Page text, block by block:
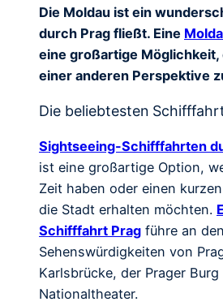
Die Moldau ist ein
durch Prag fließt. Eine
eine großartige Möglichkeit,
einer anderen Perspektive
Die beliebtesten
Sightseeing-Schifffahrten
ist eine großartige Option,
Zeit haben oder einen
die Stadt erhalten möchten.
Schifffahrt Prag führe an
Sehenswürdigkeiten von
Karlsbrücke, der Prager Burg
Nationaltheater.